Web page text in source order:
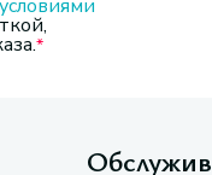
условиями